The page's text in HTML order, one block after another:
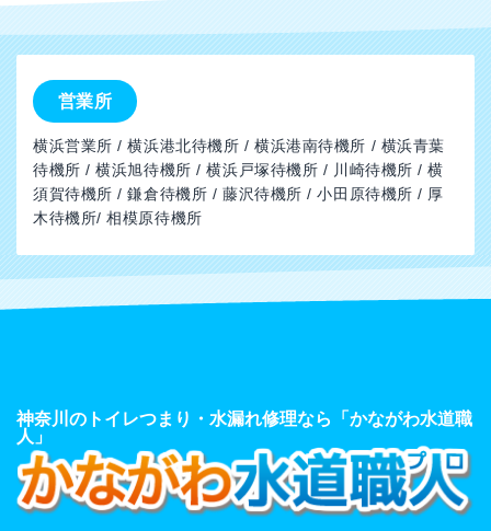
営業所
横浜営業所 / 横浜港北待機所 / 横浜港南待機所 / 横浜青葉
待機所 / 横浜旭待機所 / 横浜戸塚待機所 / 川崎待機所 / 横
須賀待機所 / 鎌倉待機所 / 藤沢待機所 / 小田原待機所 / 厚
木待機所/ 相模原待機所
神奈川のトイレつまり・水漏れ修理なら「かながわ水道職
人」